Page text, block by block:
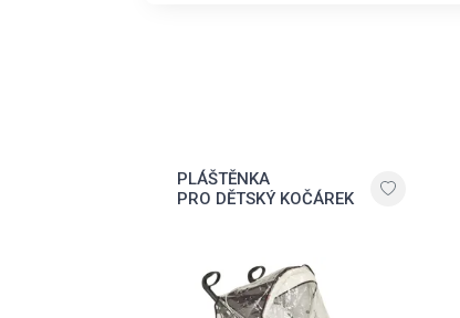
PLÁŠTĚNKA
PRO DĚTSKÝ KOČÁREK